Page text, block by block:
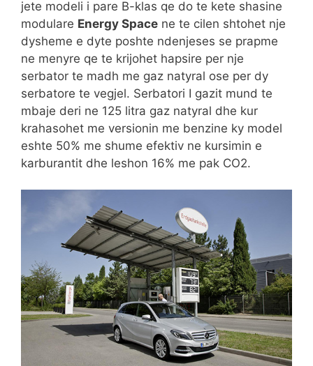
jete modeli i pare B-klas qe do te kete shasine
modulare Energy Space ne te cilen shtohet nje
dysheme e dyte poshte ndenjeses se prapme
ne menyre qe te krijohet hapsire per nje
serbator te madh me gaz natyral ose per dy
serbatore te vegjel. Serbatori I gazit mund te
mbaje deri ne 125 litra gaz natyral dhe kur
krahasohet me versionin me benzine ky model
eshte 50% me shume efektiv ne kursimin e
karburantit dhe leshon 16% me pak CO2.